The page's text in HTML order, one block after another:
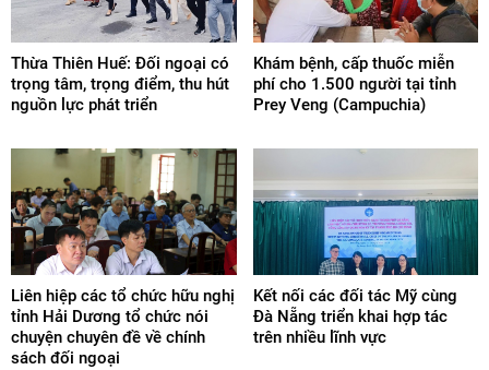
Thừa Thiên Huế: Đối ngoại có
trọng tâm, trọng điểm, thu hút
nguồn lực phát triển
Khám bệnh, cấp thuốc miễn
phí cho 1.500 người tại tỉnh
Prey Veng (Campuchia)
Liên hiệp các tổ chức hữu nghị
tỉnh Hải Dương tổ chức nói
chuyện chuyên đề về chính
sách đối ngoại
Kết nối các đối tác Mỹ cùng
Đà Nẵng triển khai hợp tác
trên nhiều lĩnh vực